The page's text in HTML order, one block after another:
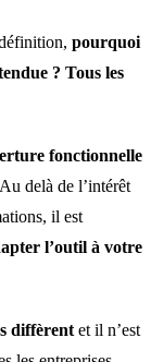
pourquoi
? Tous les
fonctionnelle
delà de l’intérêt
il est
l’outil à votre
diffèrent et il n’est